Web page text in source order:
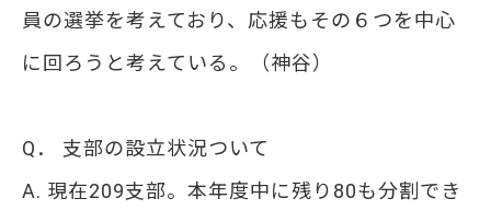
員の選挙を考えており、応援もその６つを中心
に回ろうと考えている。（神谷）
Q． 支部の設立状況ついて
A. 現在209支部。本年度中に残り80も分割でき